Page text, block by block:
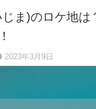
ま)のロケ地は
2023年3月9日